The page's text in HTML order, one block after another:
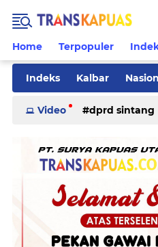
Home Terpopuler
Indeks Kalbar
Pilkades Rohani
Video dprd sintang